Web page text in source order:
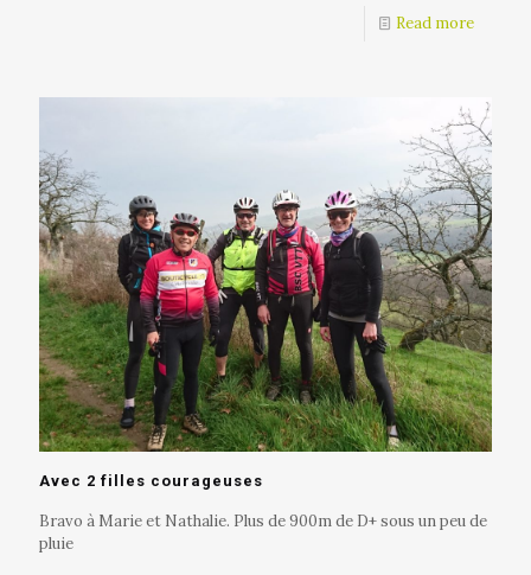
Read more
Avec 2 filles courageuses
Bravo à Marie et Nathalie. Plus de 900m de D+ sous un peu de
pluie